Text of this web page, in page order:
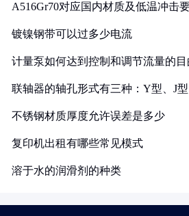
A516Gr70对应国内材质及低温冲击
镀镍钢带可以过多少电流
计量泵如何达到控制和调节流量的目
联轴器的轴孔形式有三种：Y型、J
不锈钢材质厚度允许误差是多少
复印机出租有哪些常见模式
溶于水的润滑剂的种类